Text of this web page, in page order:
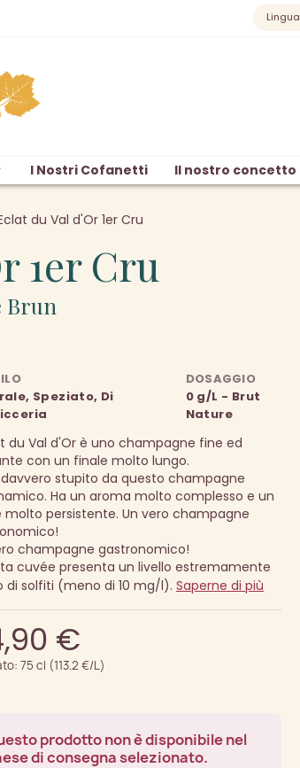
Lingua
I Nostri Cofanetti Il nostro concetto
du Val d'Or 1er Cru
1er Cru
Brun
Speziato, Di
DOSAGGIO
0 g/L - Brut
Nature
du Val d'Or è uno champagne fine ed
con un finale molto lungo.
davvero stupito da questo champagne
Ha un aroma molto complesso e un
molto persistente. Un vero champagne
champagne gastronomico!
cuvée presenta un livello estremamente
di solfiti (meno di 10 mg/l). Saperne di più
€
75 cl (113.2 €/L)
prodotto non è disponibile nel
di consegna selezionato.